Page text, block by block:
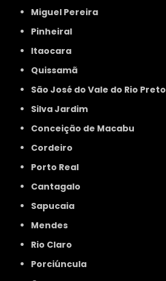
Miguel Pereira
Pinheiral
Itaocara
Quissamã
São José do Vale do Rio Preto
Silva Jardim
Conceição de Macabu
Cordeiro
Porto Real
Cantagalo
Sapucaia
Mendes
Rio Claro
Porciúncula